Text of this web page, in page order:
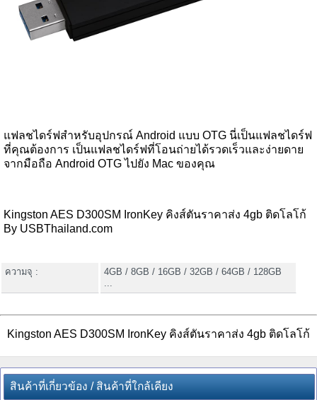
แฟลชไดร์ฟสำหรับอุปกรณ์ Android แบบ OTG นี่เป็นแฟลชไดร์ฟ
ที่คุณต้องการ เป็นแฟลชไดร์ฟที่โอนถ่ายได้รวดเร็วและง่ายดาย
จากมือถือ Android OTG ไปยัง Mac ของคุณ
Kingston AES D300SM IronKey คิงส์ตันราคาส่ง 4gb ติดโลโก้
By USBThailand.com
ความจุ :
4GB / 8GB / 16GB / 32GB / 64GB / 128GB
Kingston AES D300SM IronKey คิงส์ตันราคาส่ง 4gb ติดโลโก้
สินค้าที่เกี่ยวข้อง / สินค้าที่ใกล้เคียง